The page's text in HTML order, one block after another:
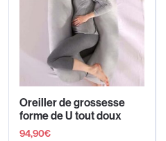
Oreiller de grossesse
forme de U tout doux
94,90€